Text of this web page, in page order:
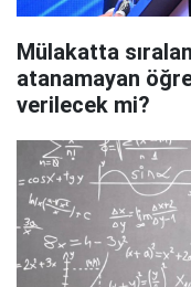
Mülakatta
atanamayan
verilecek mi?